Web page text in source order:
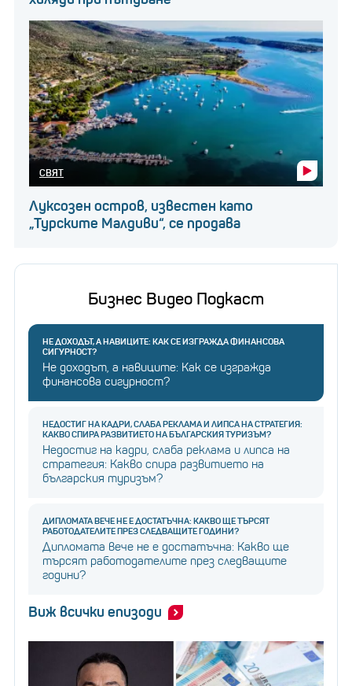
замърсителя.
СВЯТ
Луксозен остров, известен като
„Турските Малдиви“, се продава
Бизнес Видео Подкаст
НЕ ДОХОДЪТ, А НАВИЦИТЕ: КАК СЕ ИЗГРАЖДА ФИНАНСОВА
СИГУРНОСТ?
Не доходът, а навиците: Как се изгражда
финансова сигурност?
НЕДОСТИГ НА КАДРИ, СЛАБА РЕКЛАМА И ЛИПСА НА СТРАТЕГИЯ:
КАКВО СПИРА РАЗВИТИЕТО НА БЪЛГАРСКИЯ ТУРИЗЪМ?
Недостиг на кадри, слаба реклама и липса на
стратегия: Какво спира развитието на
българския туризъм?
ДИПЛОМАТА ВЕЧЕ НЕ Е ДОСТАТЪЧНА: КАКВО ЩЕ ТЪРСЯТ
РАБОТОДАТЕЛИТЕ ПРЕЗ СЛЕДВАЩИТЕ ГОДИНИ?
Дипломата вече не е достатъчна: Какво ще
търсят работодателите през следващите
години?
Виж всички епизоди